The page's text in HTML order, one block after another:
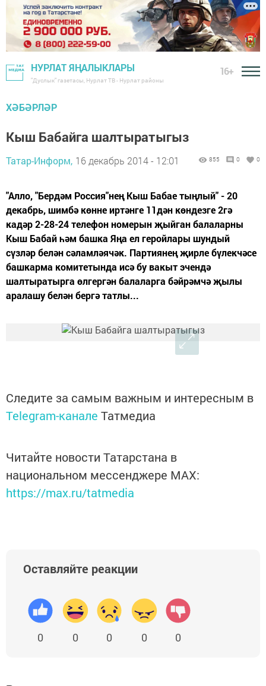
НУРЛАТ ЯҢАЛЫКЛАРЫ
"Дуслык" газетасы, Нурлат ТВ - Нурлат районы
16+
ХӘБӘРЛӘР
Кыш Бабайга шалтыратыгыз
Татар-Информ, 16 декабрь 2014 - 12:01 855 0 0
"Алло, "Бердәм Россия"нең Кыш Бабае тыңлый" - 20
декабрь, шимбә көнне иртәнге 11дән көндезге 2гә
кадәр 2-28-24 телефон номерын җыйган балаларны
Кыш Бабай һәм башка Яңа ел геройлары шундый
сүзләр белән сәламләячәк. Партиянең җирле бүлекчәсе
башкарма комитетында исә бу вакыт эчендә
шалтыратырга өлгергән балаларга бәйрәмчә җылы
аралашу белән бергә татлы...
Следите за самым важным и интересным в
Telegram-канале Татмедиа
Читайте новости Татарстана в
национальном мессенджере MАХ:
https://max.ru/tatmedia
Оставляйте реакции
0 0 0 0 0